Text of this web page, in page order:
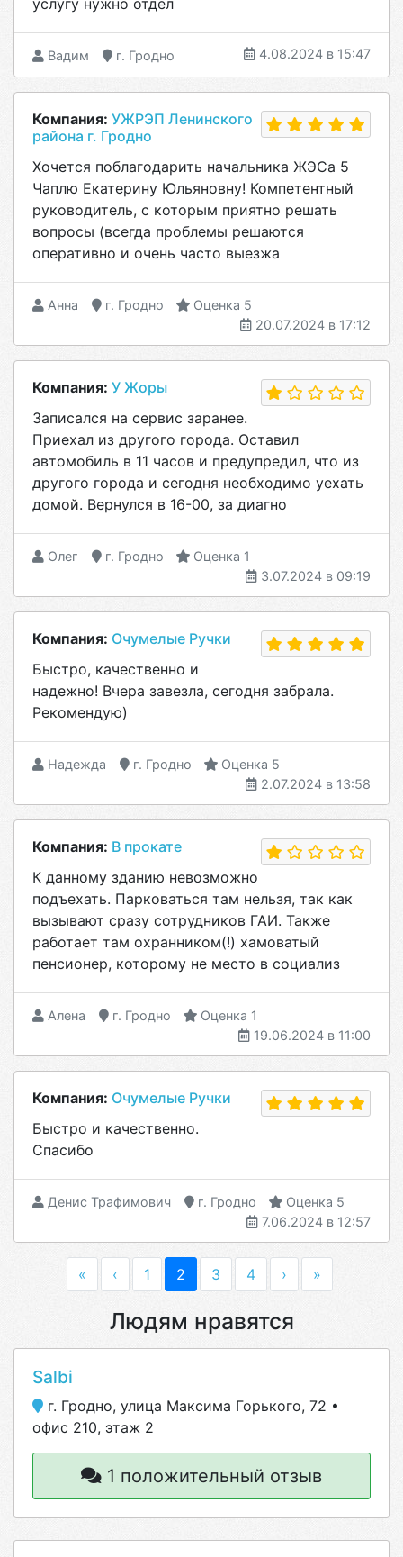
услугу нужно отдел
Вадим г. Гродно 4.08.2024 в 15:47
Компания: УЖРЭП Ленинского
района г. Гродно
Хочется поблагодарить начальника ЖЭСа 5
Чаплю Екатерину Юльяновну! Компетентный
руководитель, с которым приятно решать
вопросы (всегда проблемы решаются
оперативно и очень часто выезжа
Анна г. Гродно
Оценка 5
20.07.2024 в 17:12
Компания: У Жоры
Записался на сервис заранее.
Приехал из другого города. Оставил
автомобиль в 11 часов и предупредил, что из
другого города и сегодня необходимо уехать
домой. Вернулся в 16-00, за диагно
Олег г. Гродно
Оценка 1
3.07.2024 в 09:19
Компания: Очумелые Ручки
Быстро, качественно и
надежно! Вчера завезла, сегодня забрала.
Рекомендую)
Надежда г. Гродно
Оценка 5
2.07.2024 в 13:58
Компания: В прокате
К данному зданию невозможно
подъехать. Парковаться там нельзя, так как
вызывают сразу сотрудников ГАИ. Также
работает там охранником(!) хамоватый
пенсионер, которому не место в социализ
Алена г. Гродно
Оценка 1
19.06.2024 в 11:00
Компания: Очумелые Ручки
Быстро и качественно.
Спасибо
Денис Трафимович г. Гродно
Оценка 5
7.06.2024 в 12:57
« ‹ 1 2 3 4 › »
Людям нравятся
Salbi
г. Гродно, улица Максима Горького, 72 •
офис 210, этаж 2
1 положительный отзыв